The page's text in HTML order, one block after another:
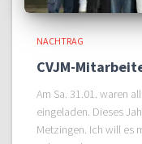
NACHTRAG
CVJM-
Am Sa. 31.01. waren
eingeladen. Dieses
Metzingen. Ich will es